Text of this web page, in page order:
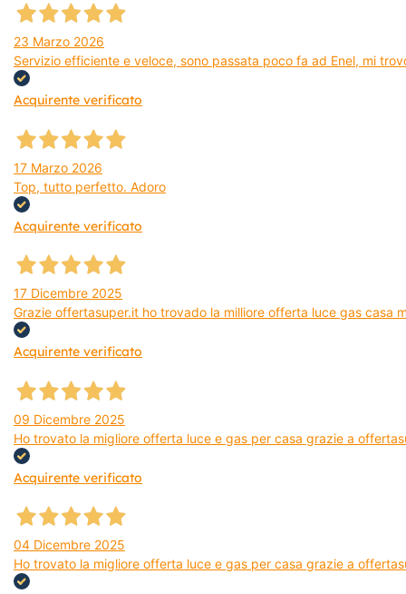
23 Marzo 2026
Servizio efficiente e veloce, sono passata poco fa ad Enel, mi
Acquirente verificato
17 Marzo 2026
Top, tutto perfetto. Adoro
Acquirente verificato
17 Dicembre 2025
Grazie offertasuper.it ho trovado la milliore offerta luce gas casa
Acquirente verificato
09 Dicembre 2025
Ho trovato la migliore offerta luce e gas per casa grazie a
Acquirente verificato
04 Dicembre 2025
Ho trovato la migliore offerta luce e gas per casa grazie a